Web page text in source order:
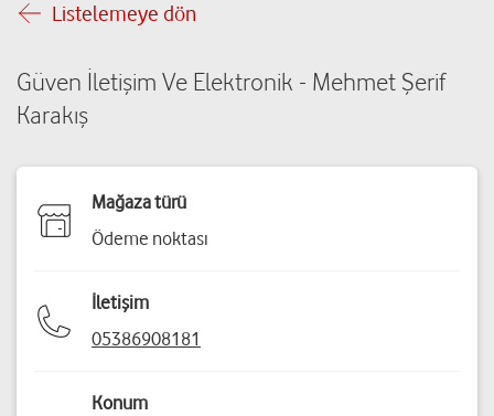
Listelemeye dön
Güven İletişim Ve Elektronik - Mehmet Şerif
Karakış
Mağaza türü
Ödeme noktası
İletişim
05386908181
Konum